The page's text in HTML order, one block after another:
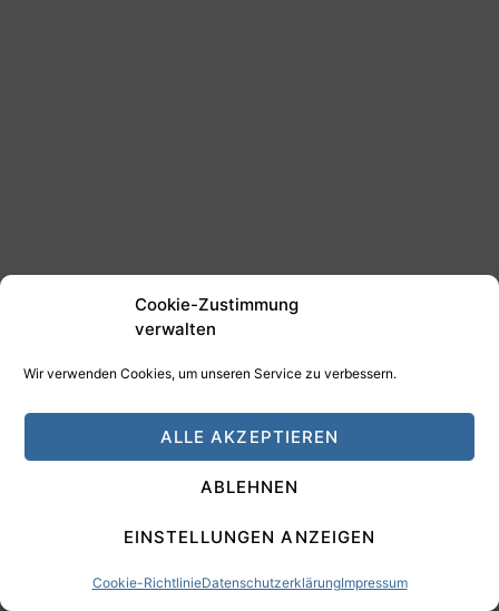
Cookie-Zustimmung
verwalten
Wir verwenden Cookies, um unseren Service zu verbessern.
ALLE AKZEPTIEREN
ABLEHNEN
EINSTELLUNGEN ANZEIGEN
Cookie-RichtlinieDatenschutzerklärungImpressum
Ich schreibe für das „aktien”-
Magazin
Traderfox
Fordern Sie jetzt Ihre
kostenlose Probeausgabe an!